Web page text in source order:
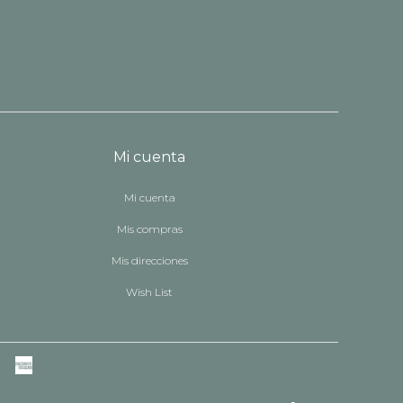
Mi cuenta
Mi cuenta
Mis compras
Mis direcciones
Wish List